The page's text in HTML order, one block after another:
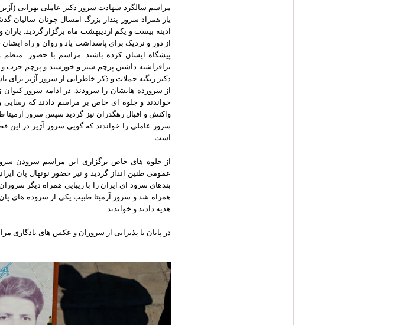
مراسم سالگرد شهادت سرور دکتر عاملی تهرانی
یار همزاد سرور پندار بزرگ امسال چونان سالیان
آدینه بیست و یکم اردیبهشت ماه برگزار گردید.
از دور و نزدیک برای پاسداشت یاد و روان و راه
برافراشته داشتن پرچم شیر و خورشید و پرچم حزب و
دکتر زنگنه جملات و ذکر خاطراتی از سرور آژیر برای
از سرورده هایشان را سرودند. در ادامه سرور
خواندند و جلوه ای خاص بر مراسم دادند که
واکنش و اقبال رهگذران نیز گردید سپس سرور
سرور عاملی را خواندند که گویی سرور آژیر در
است.
از جلوه های خاص برگزاری این مراسم سرودن
عمومی طنین انداز گردید و نیز حضور نونهال پان
بندهای سرود ای ایران را با زیبایی همراه دیگر
همراه شد و سرور آرمیتا طبیب یکی از سروده های
هدیه دادند و خواندند.
در پایان با پذیرایی از سروران و عکس های یادگاری